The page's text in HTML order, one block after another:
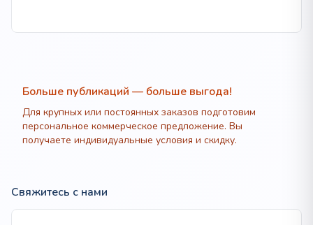
Больше публикаций — больше выгода!
Для крупных или постоянных заказов подготовим
персональное коммерческое предложение. Вы
получаете индивидуальные условия и скидку.
Свяжитесь с нами